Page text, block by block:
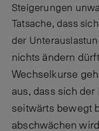
Steigerungen
Tatsache, dass
der
nichts ändern
Wechselkurse
aus, dass sich
seitwärts bewegt
abschwächen